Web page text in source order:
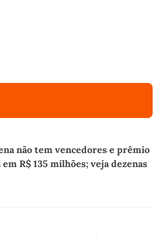
não tem vencedores e prêmio
R$ 135 milhões; veja dezenas